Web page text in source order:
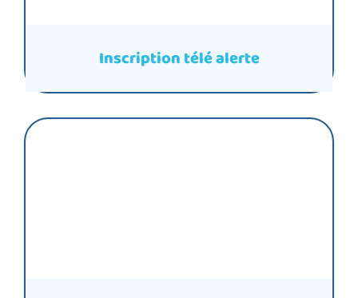
Inscription télé alerte